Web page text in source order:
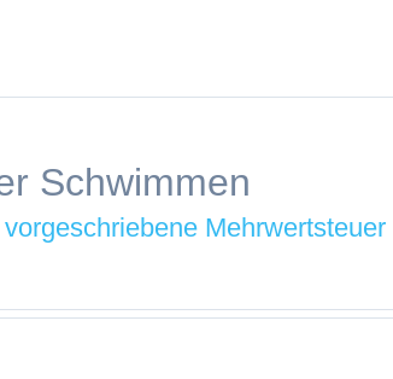
Schwimmen